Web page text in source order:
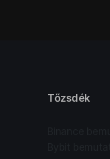
Tőzsdék